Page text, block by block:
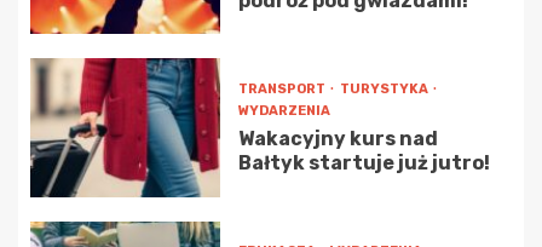
TRANSPORT
TURYSTYKA
WYDARZENIA
Wakacyjny kurs nad
Bałtyk startuje już jutro!